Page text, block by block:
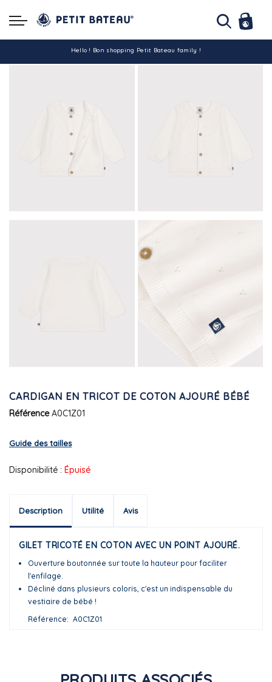
Hello ! Bon shopping Petit Bateau family !
-10% pour tout paiement par carte bancaire (hors promo)
CARDIGAN EN TRICOT DE COTON AJOURÉ BÉBÉ
Référence A0C1Z01
Guide des tailles
Disponibilité : Épuisé
Description Utilité Avis
GILET TRICOTÉ EN COTON AVEC UN POINT AJOURÉ.
Ouverture boutonnée sur toute la hauteur pour faciliter
l'enfilage.
Décliné dans plusieurs coloris, c'est un indispensable du
vestiaire de bébé !
Référence
A0C1Z01